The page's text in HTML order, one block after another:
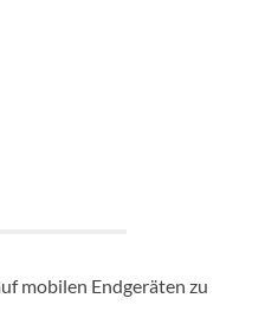
mobilen Endgeräten zu